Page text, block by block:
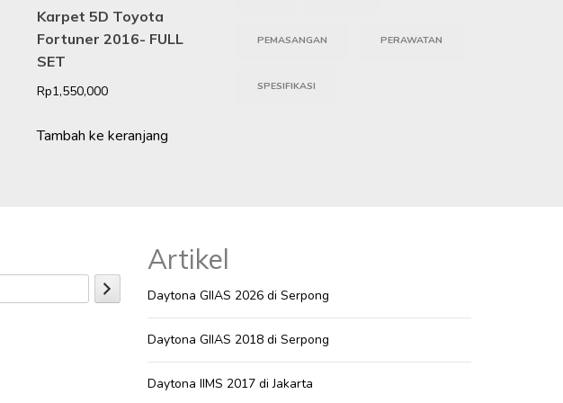
Karpet 5D Toyota
Fortuner 2016- FULL
SET
Rp1,550,000
Tambah ke keranjang
PEMASANGAN PERAWATAN
SPESIFIKASI
Artikel
Daytona GIIAS 2026 di Serpong
Daytona GIIAS 2018 di Serpong
Daytona IIMS 2017 di Jakarta